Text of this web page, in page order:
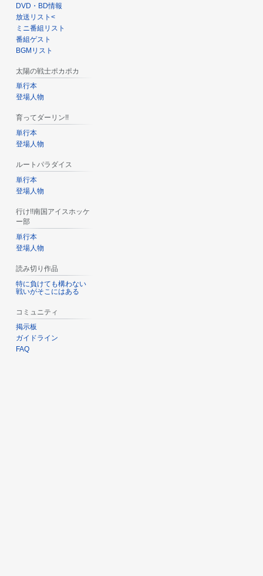
DVD・BD情報
放送リスト<
ミニ番組リスト
番組ゲスト
BGMリスト
太陽の戦士ポカポカ
単行本
登場人物
育ってダーリン!!
単行本
登場人物
ルートパラダイス
単行本
登場人物
行け!!南国アイスホッケ
ー部
単行本
登場人物
読み切り作品
特に負けても構わない
戦いがそこにはある
コミュニティ
掲示板
ガイドライン
FAQ